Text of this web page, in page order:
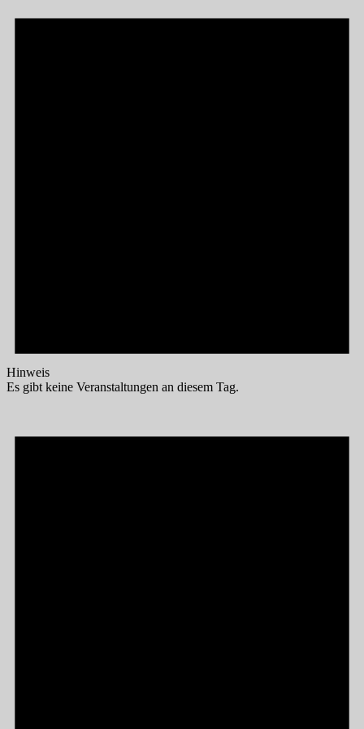
Hinweis
Es gibt keine Veranstaltungen an diesem Tag.